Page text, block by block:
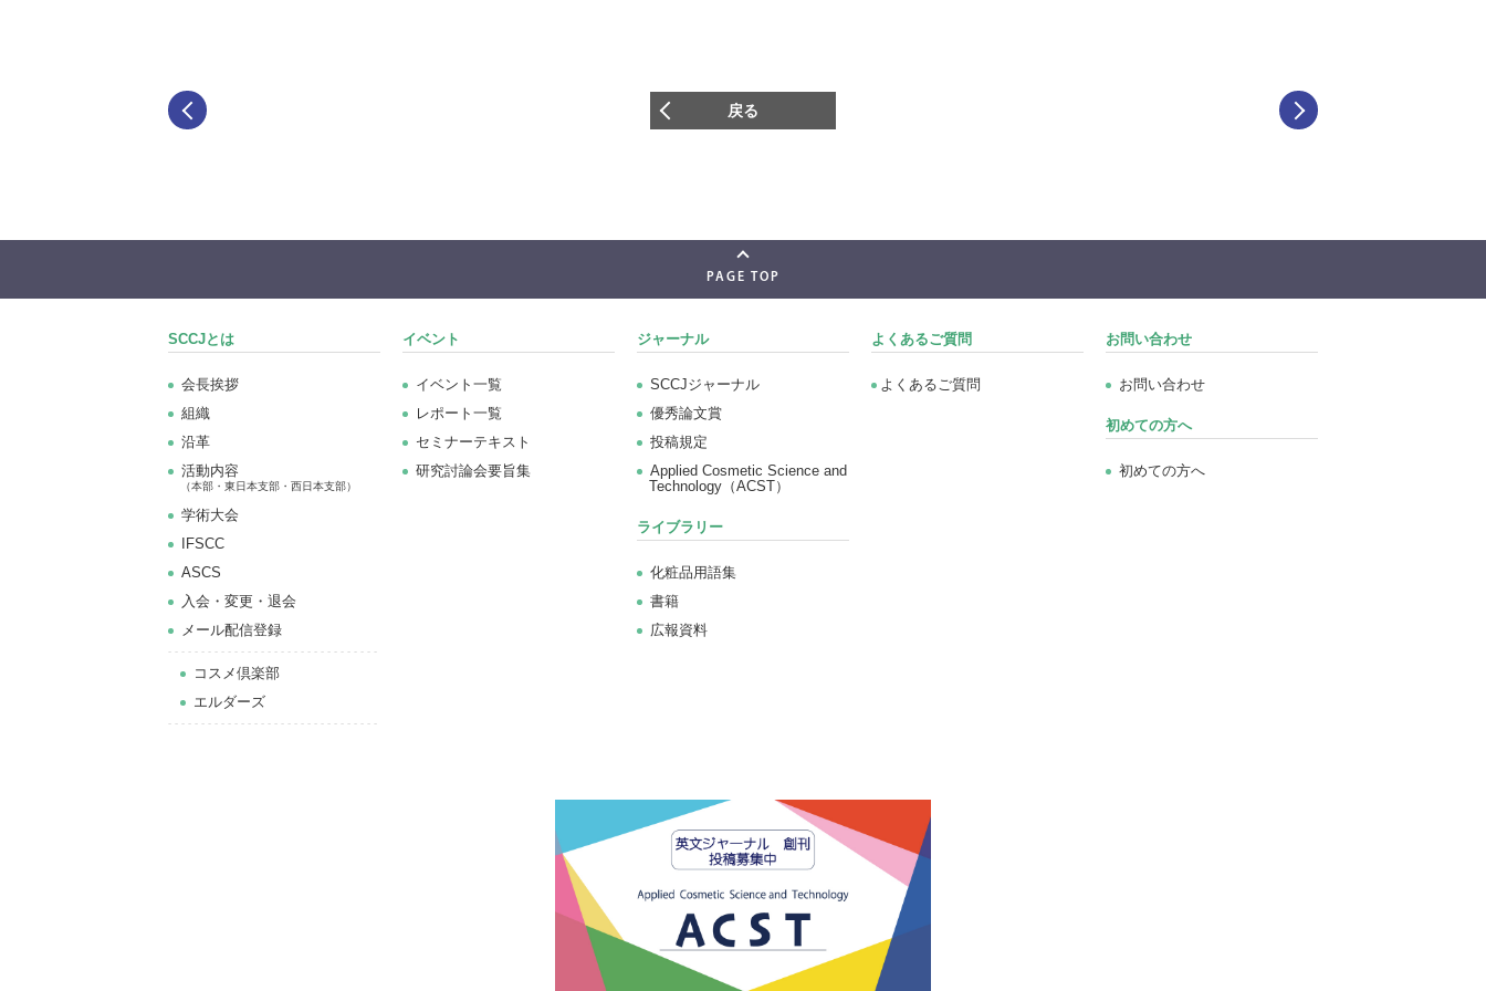
戻る
PAGE TOP
SCCJとは
会長挨拶
組織
沿革
活動内容
（本部・東日本支部・西日本支部）
学術大会
IFSCC
ASCS
⼊会・変更・退会
メール配信登録
コスメ倶楽部
エルダーズ
イベント
イベント一覧
レポート一覧
セミナーテキスト
研究討論会要旨集
ジャーナル
SCCJジャーナル
優秀論文賞
投稿規定
Applied Cosmetic Science and
Technology（ACST）
ライブラリー
化粧品用語集
書籍
広報資料
よくあるご質問
よくあるご質問
お問い合わせ
お問い合わせ
初めての方へ
初めての方へ